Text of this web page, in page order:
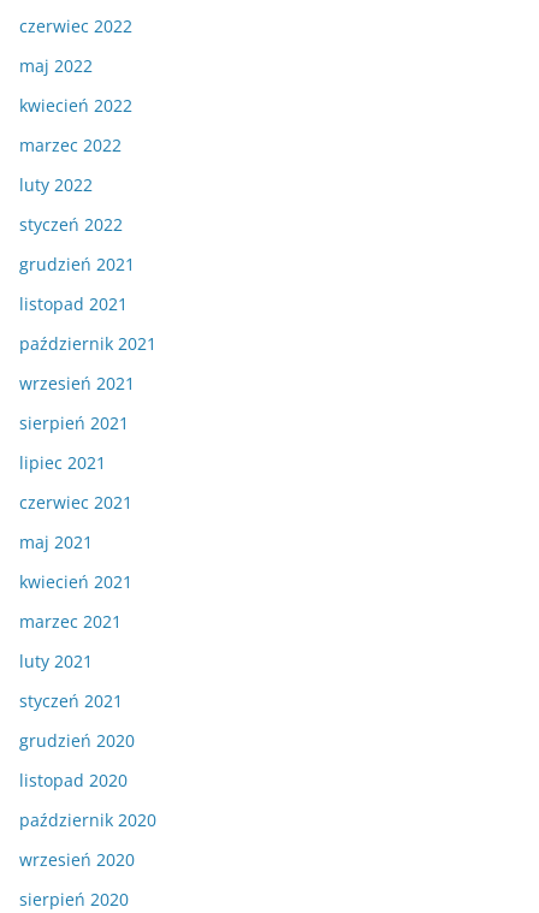
czerwiec 2022
maj 2022
kwiecień 2022
marzec 2022
luty 2022
styczeń 2022
grudzień 2021
listopad 2021
październik 2021
wrzesień 2021
sierpień 2021
lipiec 2021
czerwiec 2021
maj 2021
kwiecień 2021
marzec 2021
luty 2021
styczeń 2021
grudzień 2020
listopad 2020
październik 2020
wrzesień 2020
sierpień 2020